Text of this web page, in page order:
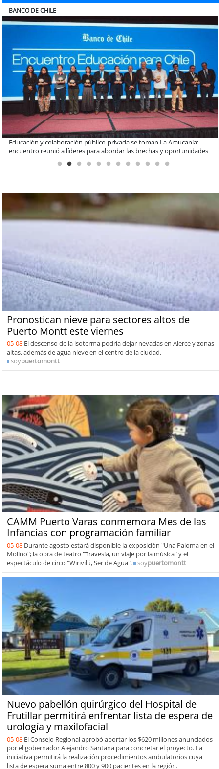
ELECTROLUX
Claves para comprar electrodomésticos durante el Black Sale
Pronostican nieve para sectores altos de
Puerto Montt este viernes
05-08 El descenso de la isoterma podría dejar nevadas en Alerce y zonas
altas, además de agua nieve en el centro de la ciudad.
soypuertomontt
CAMM Puerto Varas conmemora Mes de las
Infancias con programación familiar
05-08 Durante agosto estará disponible la exposición "Una Paloma en el
Molino"; la obra de teatro "Travesía, un viaje por la música" y el
espectáculo de circo "Wirivilü, Ser de Agua".
soypuertomontt
Nuevo pabellón quirúrgico del Hospital de
Frutillar permitirá enfrentar lista de espera de
urología y maxilofacial
05-08 El Consejo Regional aprobó aportar los $620 millones anunciados
por el gobernador Alejandro Santana para concretar el proyecto. La
iniciativa permitirá la realización procedimientos ambulatorios cuya
lista de espera suma entre 800 y 900 pacientes en la región.